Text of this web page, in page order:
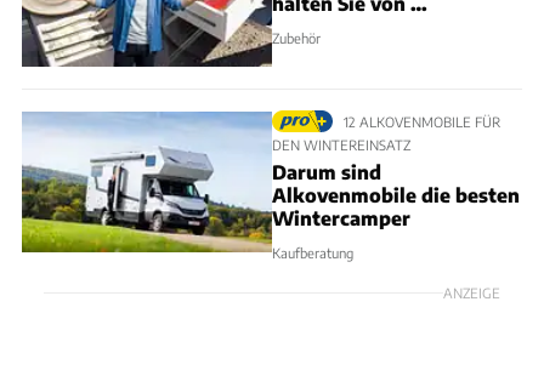
Zubehör
12 ALKOVENMOBILE FÜR
DEN WINTEREINSATZ
Darum sind
Alkovenmobile die besten
Wintercamper
Kaufberatung
ANZEIGE